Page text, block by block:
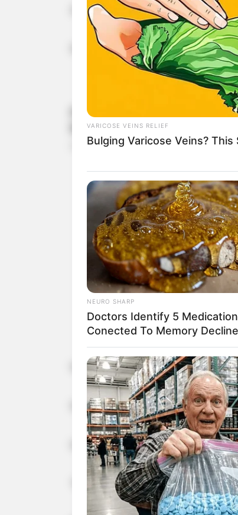
Ja sam šutjela.
Nisam plakala.
Samo sam iz torbe izvadila fasciklu.
Stavila je na sto.
Sudija je pitao:
“Šta je to?”
VARICOSE VEINS RELIEF
Bulging Varicose Veins? This
NEURO SHARP
Doctors Identify 5
Conected To Memory Decline
BRAINBERRIES
10 Incredible FIFA 2026
BRAINBERRIES
A Rihanna Museum Is
Opening Soon